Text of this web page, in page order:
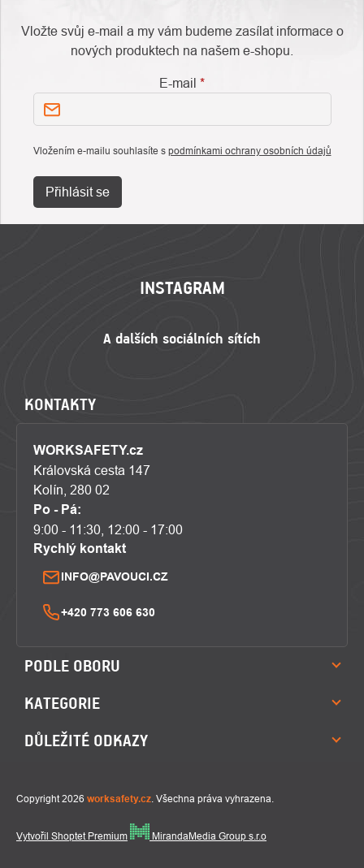
Vložte svůj e-mail a my vám budeme zasílat informace o
nových produktech na našem e-shopu.
E-mail
Vložením e-mailu souhlasíte s podmínkami ochrany osobních údajů
Přihlásit se
INSTAGRAM
KONTAKTY
WORKSAFETY.cz
Královská cesta 147
Kolín, 280 02
Po - Pá:
9:00 - 11:30, 12:00 - 17:00
Rychlý kontakt
INFO@PAVOUCI.CZ
+420 773 606 630
PODLE OBORU
KATEGORIE
DŮLEŽITÉ ODKAZY
Vytvořil Shoptet Premium MirandaMedia Group s.r.o
Copyright 2026 worksafety.cz. Všechna práva vyhrazena.